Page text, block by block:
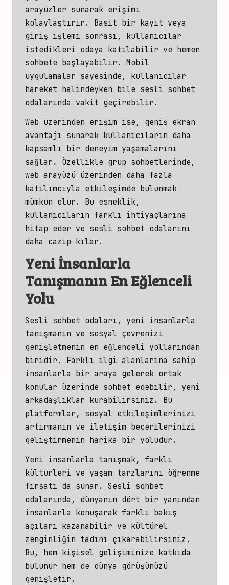
arayüzler sunarak erişimi
kolaylaştırır. Basit bir kayıt veya
giriş işlemi sonrası, kullanıcılar
istedikleri odaya katılabilir ve hemen
sohbete başlayabilir. Mobil
uygulamalar sayesinde, kullanıcılar
hareket halindeyken bile sesli sohbet
odalarında vakit geçirebilir.
Web üzerinden erişim ise, geniş ekran
avantajı sunarak kullanıcıların daha
kapsamlı bir deneyim yaşamalarını
sağlar. Özellikle grup sohbetlerinde,
web arayüzü üzerinden daha fazla
katılımcıyla etkileşimde bulunmak
mümkün olur. Bu esneklik,
kullanıcıların farklı ihtiyaçlarına
hitap eder ve sesli sohbet odalarını
daha cazip kılar.
Yeni İnsanlarla
Tanışmanın En Eğlenceli
Yolu
Sesli sohbet odaları, yeni insanlarla
tanışmanın ve sosyal çevrenizi
genişletmenin en eğlenceli yollarından
biridir. Farklı ilgi alanlarına sahip
insanlarla bir araya gelerek ortak
konular üzerinde sohbet edebilir, yeni
arkadaşlıklar kurabilirsiniz. Bu
platformlar, sosyal etkileşimlerinizi
artırmanın ve iletişim becerilerinizi
geliştirmenin harika bir yoludur.
Yeni insanlarla tanışmak, farklı
kültürleri ve yaşam tarzlarını öğrenme
fırsatı da sunar. Sesli sohbet
odalarında, dünyanın dört bir yanından
insanlarla konuşarak farklı bakış
açıları kazanabilir ve kültürel
zenginliğin tadını çıkarabilirsiniz.
Bu, hem kişisel gelişiminize katkıda
bulunur hem de dünya görüşünüzü
genişletir.